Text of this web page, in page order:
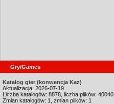
Gry/Games
Katalog gier (konwencja Kaz)
Aktualizacja: 2026-07-19
Liczba katalogów: 8878, liczba plików: 40040
Zmian katalogów: 1, zmian plików: 1